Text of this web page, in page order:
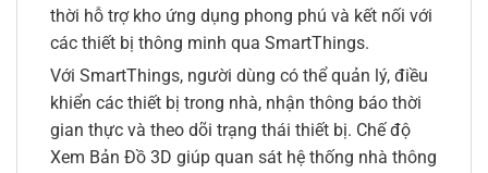
thời hỗ trợ kho ứng dụng phong phú và kết nối với
các thiết bị thông minh qua SmartThings.
Với SmartThings, người dùng có thể quản lý, điều
khiển các thiết bị trong nhà, nhận thông báo thời
gian thực và theo dõi trạng thái thiết bị. Chế độ
Xem Bản Đồ 3D giúp quan sát hệ thống nhà thông